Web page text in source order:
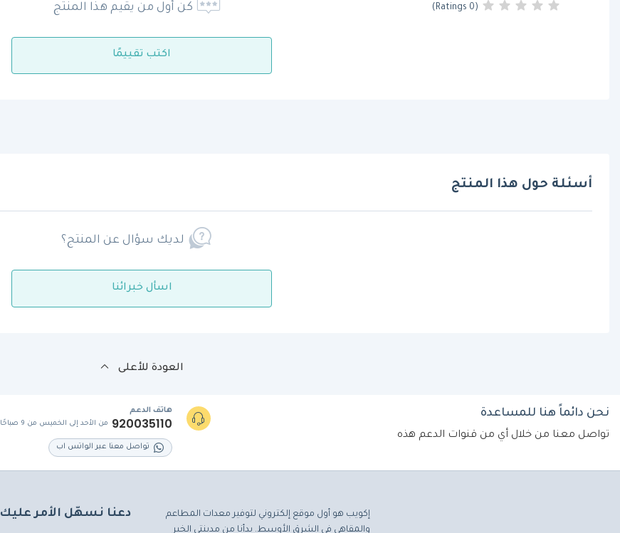
(0 Ratings) كن أول من يقيم هذا المنتج
اكتب تقييمًا
أسئلة حول هذا المنتج
لديك سؤال عن المنتج؟
اسأل خبرائنا
العودة للأعلى
نحن دائماً هنا للمساعدة
تواصل معنا من خلال أي من قنوات الدعم هذه
هاتف الدعم
920035110 من الأحد إلى الخميس من 9 صباحًا وحتى 5 مساءً
تواصل معنا عبر الواتس اب
إكويب هو أول موقع إلكتروني لتوفير معدات المطاعم
والمقاهي في الشرق الأوسط. بدأنا من مدينتي الخبر
دعنا نسهّل الأمر عليك